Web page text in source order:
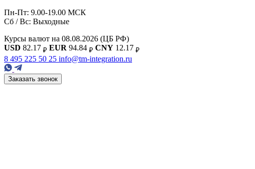
Пн-Пт: 9.00-19.00 МСК
Сб / Вс: Выходные
Курсы валют на 08.08.2026 (ЦБ РФ)
USD 82.17 ₽ EUR 94.84 ₽ CNY 12.17 ₽
8 495 225 50 25 info@tm-integration.ru
Заказать звонок